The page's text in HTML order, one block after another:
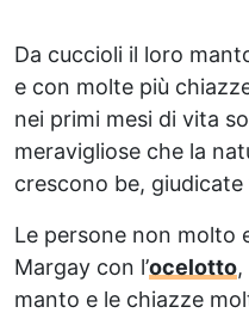
Da cuccioli il loro
e con molte più
nei primi mesi di vita
meravigliose che la
crescono be,
Le persone non molto
Margay con l’ocelotto
manto e le chiazze